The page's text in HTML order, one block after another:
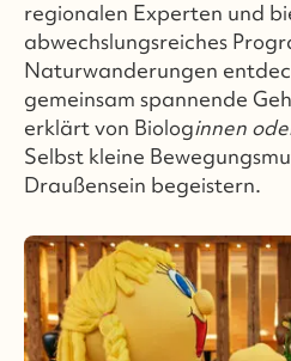
regionalen Experten und
abwechslungsreiches
Naturwanderungen
gemeinsam spannende
erklärt von Biologinnen
Selbst kleine
Draußensein begeistern.